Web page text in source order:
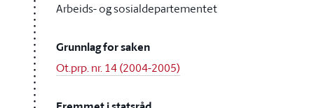
Arbeids- og sosialdepartementet
Grunnlag for saken
Ot.prp. nr. 14 (2004-2005)